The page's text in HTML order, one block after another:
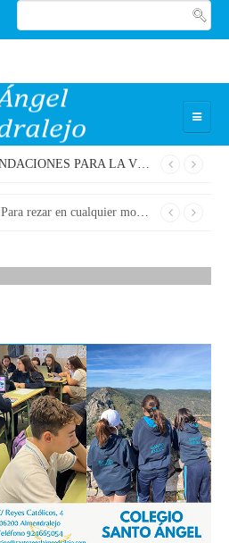
Circular nº 3: ACLARACIONES RELATIVAS A LA VESTIMENTA Y VENTILACIÓN DE AULAS (08-11-2020) :
En estos días en que nos vemos obligados a permanecer más tiempo en casa, podemos acoger una de las invitaciones que esta situación, como creyentes, nos hace: centrar nuestra mirada en lo que es verda...